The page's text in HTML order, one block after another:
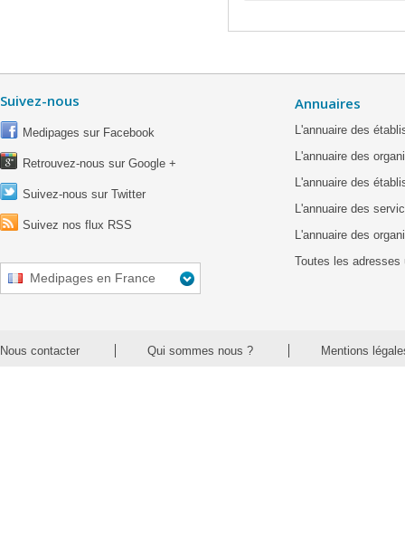
Suivez-nous
Medipages sur Facebook
Retrouvez-nous sur Google +
Suivez-nous sur Twitter
Suivez nos flux RSS
Medipages en France
Annuaires
L'annuaire des
L'annuaire des
L'annuaire des
L'annuaire des
L'annuaire des
Toutes les adresses
Nous contacter Qui sommes nous ? Mentions